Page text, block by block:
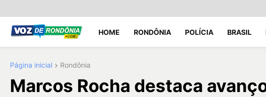
HOME RONDÔNIA POLÍCIA BRASIL
Página inicial Rondônia
Marcos Rocha destaca